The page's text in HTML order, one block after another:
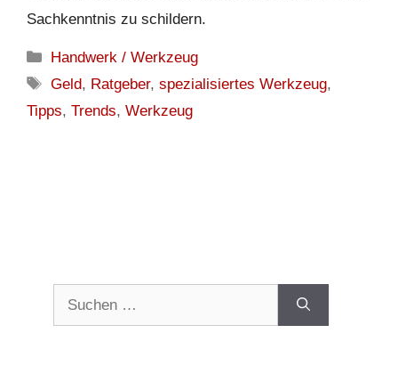
Sachkenntnis zu schildern.
Kategorien
Handwerk / Werkzeug
Schlagwörter
Geld, Ratgeber,spezialisiertes Werkzeug,
Tipps, Trends, Werkzeug
nach: